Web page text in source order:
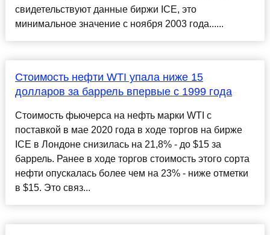
свидетельствуют данные биржи ICE, это
минимальное значение с ноября 2003 года......
Стоимость нефти WTI упала ниже 15
долларов за баррель впервые с 1999 года
Стоимость фьючерса на нефть марки WTI с
поставкой в мае 2020 года в ходе торгов на бирже
ICE в Лондоне снизилась на 21,8% - до $15 за
баррель. Ранее в ходе торгов стоимость этого сорта
нефти опускалась более чем на 23% - ниже отметки
в $15. Это связ...